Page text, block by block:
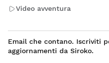
Video avventura
Email che contano. Iscriviti
aggiornamenti da Siroko.